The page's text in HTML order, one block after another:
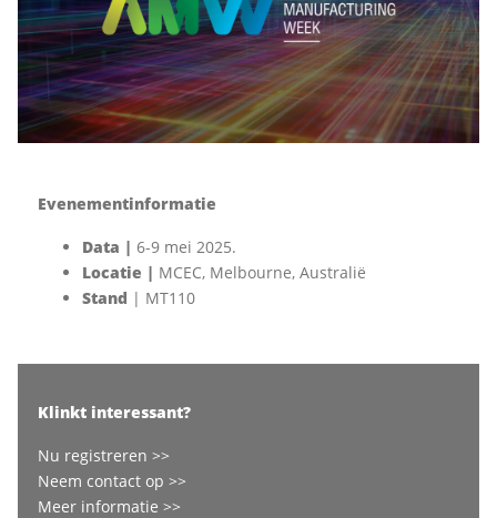
Evenementinformatie
Data | 6-9 mei 2025.
Locatie | MCEC, Melbourne, Australië
Stand | MT110
Klinkt interessant?
Nu registreren >>
Neem contact op >>
Meer informatie >>